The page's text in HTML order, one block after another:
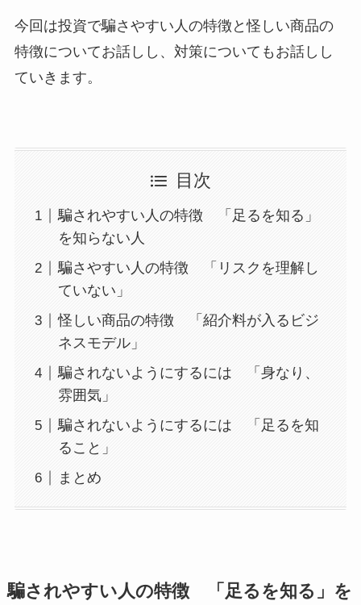
今回は投資で騙さやすい人の特徴と怪しい商品の
特徴についてお話しし、対策についてもお話しし
ていきます。
目次
騙されやすい人の特徴 「足るを知る」
を知らない人
騙さやすい人の特徴 「リスクを理解し
ていない」
怪しい商品の特徴 「紹介料が入るビジ
ネスモデル」
騙されないようにするには 「身なり、
雰囲気」
騙されないようにするには 「足るを知
ること」
まとめ
騙されやすい人の特徴 「足るを知る」を